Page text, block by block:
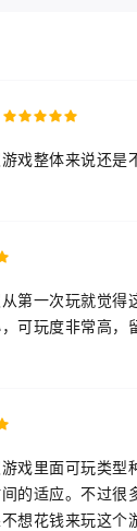
戏整体来说还是
第一次玩就觉得
可玩度非常高，
戏里面可玩类型
的适应。不过很
想花钱来玩这个